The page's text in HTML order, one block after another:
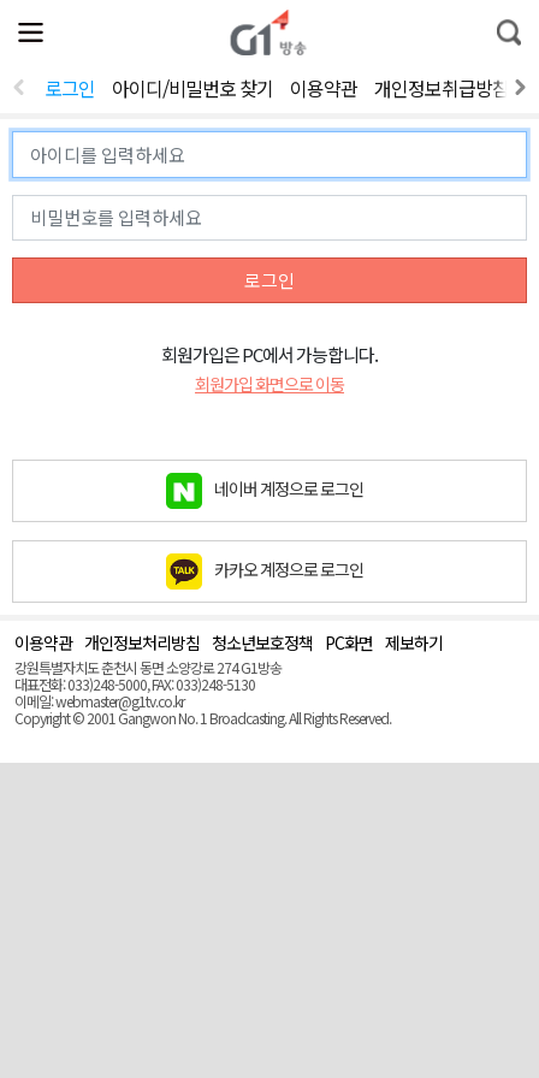
전
체
뉴
열
통
합
색
로그인 아이디/비밀번호 찾기 이용약관 개인정보취급방침
로그인
회원가입은 PC에서 가능합니다.
회원가입 화면으로 이동
네이버 계정으로 로그인
카카오 계정으로 로그인
이용약관 개인정보처리방침 청소년보호정책 PC화면 제보하기
강원특별자치도 춘천시 동면 소양강로 274 G1방송
대표전화: 033)248-5000, FAX: 033)248-5130
이메일: webmaster@g1tv.co.kr
Copyright © 2001 Gangwon No. 1 Broadcasting. All Rights Reserved.